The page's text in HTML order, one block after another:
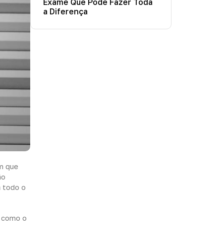
que
todo o
o
Exame Que Pode Fazer Toda
a Diferença